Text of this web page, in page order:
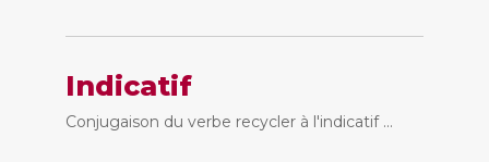
Indicatif
Conjugaison du verbe recycler à l'indicatif ...